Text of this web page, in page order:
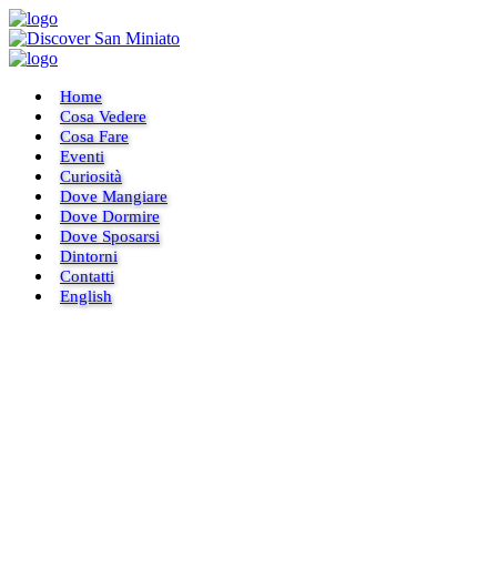
Home
Cosa Vedere
Cosa Fare
Eventi
Curiosità
Dove Mangiare
Dove Dormire
Dove Sposarsi
Dintorni
Contatti
English